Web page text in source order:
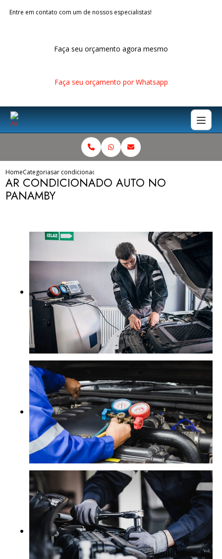
Entre em contato com um de nossos especialistas!
Faça seu orçamento agora mesmo
Faça seu orçamento por Whatsapp
HomeCategoriasar condicionado auto no panamby
AR CONDICIONADO AUTO NO
PANAMBY